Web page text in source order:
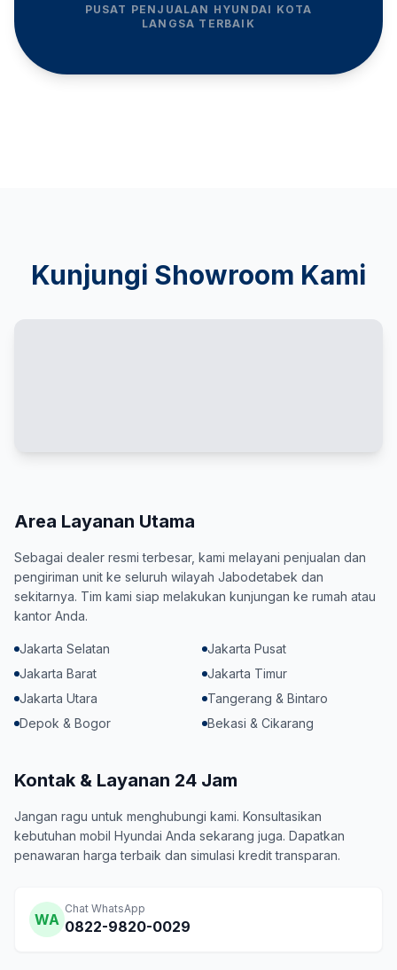
PUSAT PENJUALAN HYUNDAI KOTA
LANGSA TERBAIK
Kunjungi Showroom Kami
Area Layanan Utama
Sebagai dealer resmi terbesar, kami melayani penjualan dan
pengiriman unit ke seluruh wilayah Jabodetabek dan
sekitarnya. Tim kami siap melakukan kunjungan ke rumah atau
kantor Anda.
Jakarta Selatan
Jakarta Pusat
Jakarta Barat
Jakarta Timur
Jakarta Utara
Tangerang & Bintaro
Depok & Bogor
Bekasi & Cikarang
Kontak & Layanan 24 Jam
Jangan ragu untuk menghubungi kami. Konsultasikan
kebutuhan mobil Hyundai Anda sekarang juga. Dapatkan
penawaran harga terbaik dan simulasi kredit transparan.
WA
Chat WhatsApp
0822-9820-0029